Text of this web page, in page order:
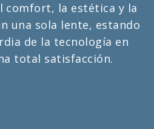
comfort, la estética y la
una sola lente, estando
de la tecnología en
total satisfacción.